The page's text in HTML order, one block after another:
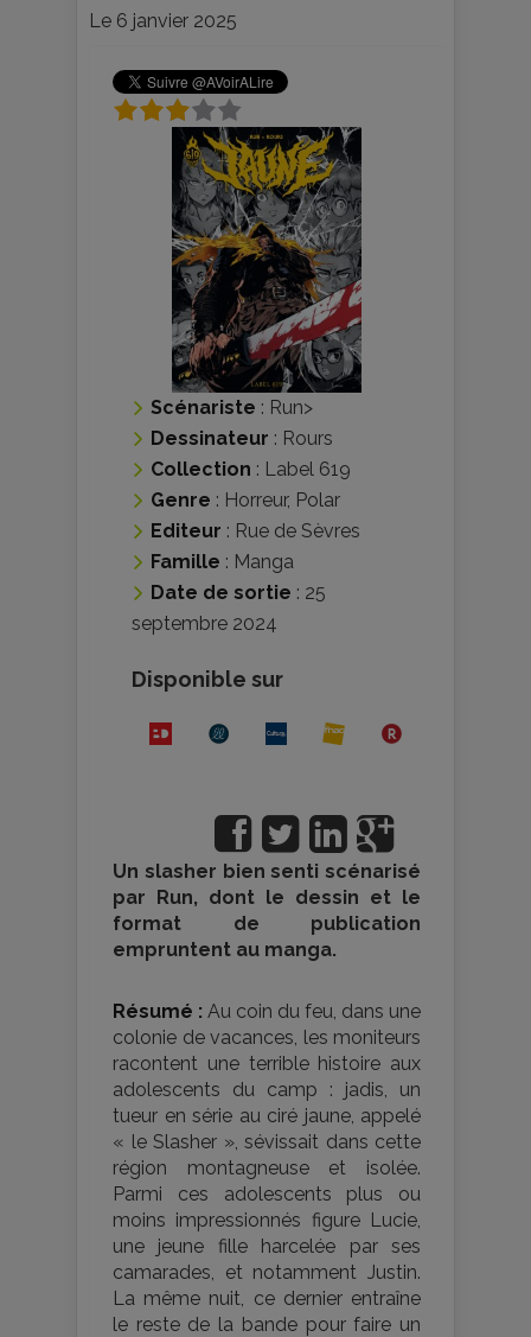
Le 6 janvier 2025
Scénariste : Run>
Dessinateur : Rours
Collection : Label 619
Genre : Horreur, Polar
Editeur : Rue de Sèvres
Famille : Manga
Date de sortie : 25
septembre 2024
Disponible sur
Un slasher bien senti scénarisé
par Run, dont le dessin et le
format de publication
empruntent au manga.
Résumé : Au coin du feu, dans une
colonie de vacances, les moniteurs
racontent une terrible histoire aux
adolescents du camp : jadis, un
tueur en série au ciré jaune, appelé
« le Slasher », sévissait dans cette
région montagneuse et isolée.
Parmi ces adolescents plus ou
moins impressionnés figure Lucie,
une jeune fille harcelée par ses
camarades, et notamment Justin.
La même nuit, ce dernier entraîne
le reste de la bande pour faire un